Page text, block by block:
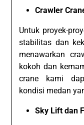
Crawler
Untuk proyek-
stabilitas dan
menawarkan
kokoh dan
crane kami
kondisi medan
Sky Lift dan